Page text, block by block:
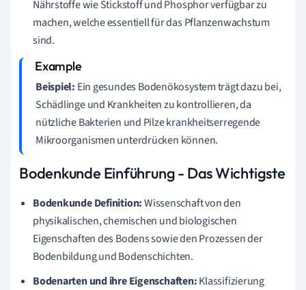
Nährstoffe wie Stickstoff und Phosphor verfügbar zu
machen, welche essentiell für das Pflanzenwachstum
sind.
Beispiel: Ein gesundes Bodenökosystem trägt dazu bei,
Schädlinge und Krankheiten zu kontrollieren, da
nützliche Bakterien und Pilze krankheitserregende
Mikroorganismen unterdrücken können.
Bodenkunde Einführung - Das Wichtigste
Bodenkunde Definition:Wissenschaft von den
physikalischen, chemischen und biologischen
Eigenschaften des Bodens sowie den Prozessen der
Bodenbildung und Bodenschichten.
Bodenarten und ihre Eigenschaften:Klassifizierung